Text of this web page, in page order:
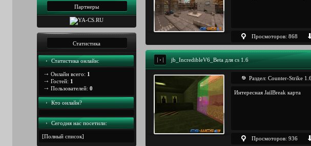
Партнеры
Статистика
Статистика онлайн:
Онлайн всего: 1
Гостей: 1
Пользователей: 0
Кто онлайн?
Сегодня наc посетили:
[Полный список]
Просмоторов: 868
jb_IncredibleV6_Beta для cs 1.6
Раздел: Counter-Strike
Интересная JailBreak карта
Просмоторов: 936